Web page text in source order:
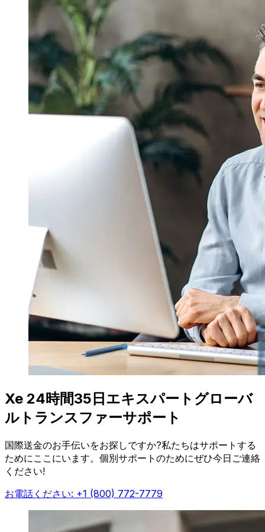
Xe 24時間35日エキスパートグローバ
ルトランスファーサポート
国際送金のお手伝いをお探しですか?私たちはサポートする
ためにここにいます。個別サポートのためにぜひ今日ご連絡
ください!
お電話ください: +1 (800) 772-7779